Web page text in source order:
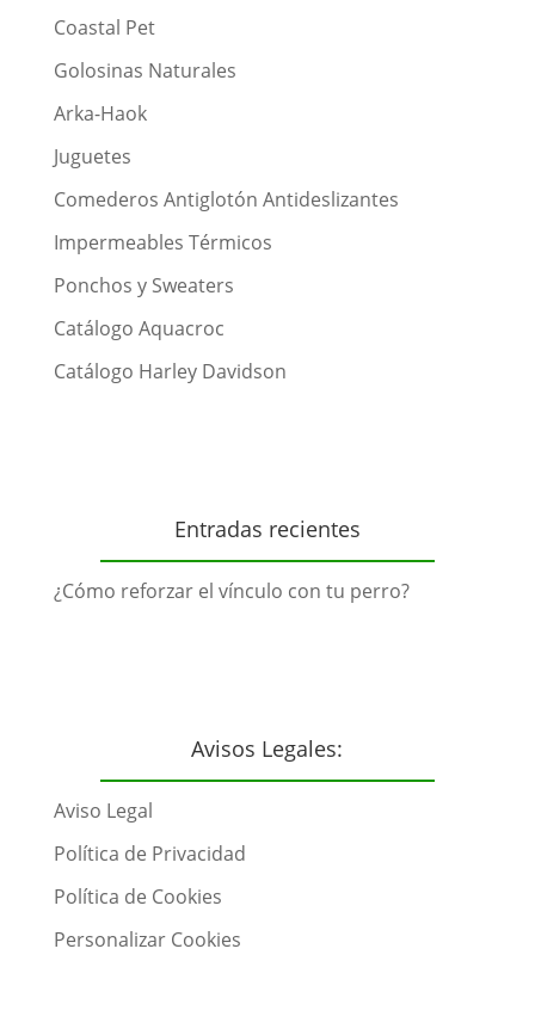
Coastal Pet
Golosinas Naturales
Arka-Haok
Juguetes
Comederos Antiglotón Antideslizantes
Impermeables Térmicos
Ponchos y Sweaters
Catálogo Aquacroc
Catálogo Harley Davidson
Entradas recientes
¿Cómo reforzar el vínculo con tu perro?
Avisos Legales:
Aviso Legal
Política de Privacidad
Política de Cookies
Personalizar Cookies